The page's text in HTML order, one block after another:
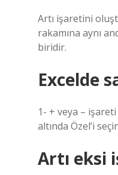
Artı işaretini
rakamına aynı
biridir.
Excelde
1- + veya –
altında Özel’i
Artı eksi